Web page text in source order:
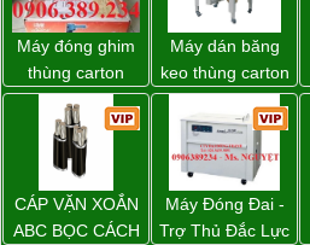
Máy đóng ghim
thùng carton
dùng khí nén giá
tốt
Máy dán băng
keo thùng carton
WP-5050RL
chính hãng
CÁP VẶN XOẮN
ABC BỌC CÁCH
Máy Đóng Đai -
Trợ Thủ Đắc Lực